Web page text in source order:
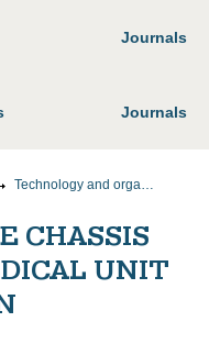
Journals
Journals
Technology and organization of construction
CHASSIS
UNIT